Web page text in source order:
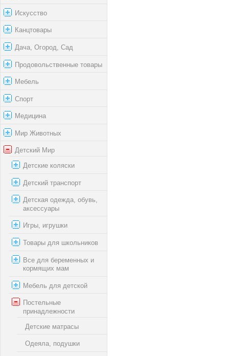
Искусство
Канцтовары
Дача, Огород, Сад
Продовольственные товары
Мебель
Спорт
Медицина
Мир Животных
Детский Мир
Детские коляски
Детский транспорт
Детская одежда, обувь,
аксессуары
Игры, игрушки
Товары для школьников
Все для беременных и
кормящих мам
Мебель для детской
Постельные
принадлежности
Детские матрасы
Одеяла, подушки